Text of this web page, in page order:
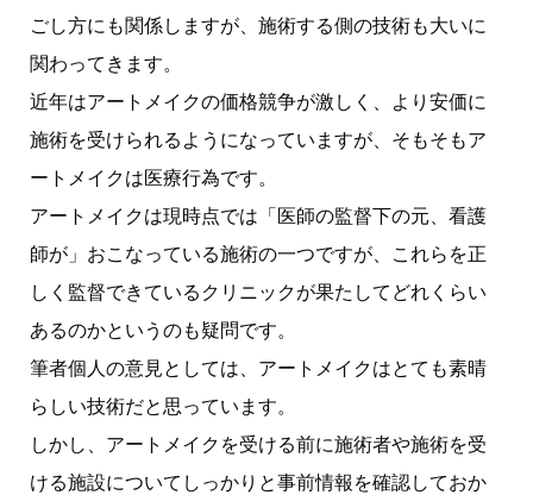
ごし方にも関係しますが、施術する側の技術も大いに
関わってきます。
近年はアートメイクの価格競争が激しく、より安価に
施術を受けられるようになっていますが、そもそもア
ートメイクは医療行為です。
アートメイクは現時点では「医師の監督下の元、看護
師が」おこなっている施術の一つですが、これらを正
しく監督できているクリニックが果たしてどれくらい
あるのかというのも疑問です。
筆者個人の意見としては、アートメイクはとても素晴
らしい技術だと思っています。
しかし、アートメイクを受ける前に施術者や施術を受
ける施設についてしっかりと事前情報を確認しておか